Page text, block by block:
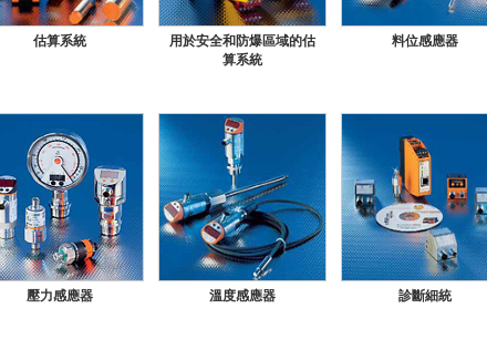
估算系統
用於安全和防爆區域的估
算系統
料位感應器
壓力感應器 溫度感應器 診斷細統